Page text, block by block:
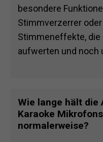
besondere
Stimmverzerrer
Stimmeneffekte, die
aufwerten und noch
Wie lange hält
Karaoke
normalerweise?